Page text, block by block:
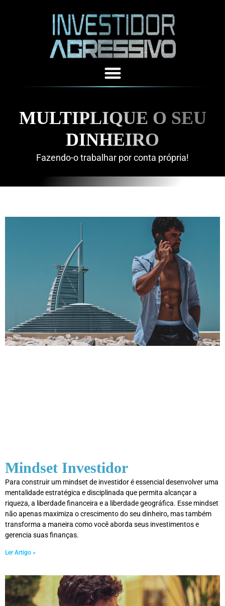
MULTIPLIQUE O SEU
DINHEIRO
Fazendo-o trabalhar por conta própria!
Mindset Investidor
Para construir um mindset de investidor é essencial desenvolver uma
mentalidade estratégica e disciplinada que permita alcançar a
riqueza, a liberdade financeira e a liberdade geográfica. Esse mindset
não apenas maximiza o crescimento do seu dinheiro, mas também
transforma a maneira como você aborda seus investimentos e
gerencia suas finanças.
Ler Artigo »